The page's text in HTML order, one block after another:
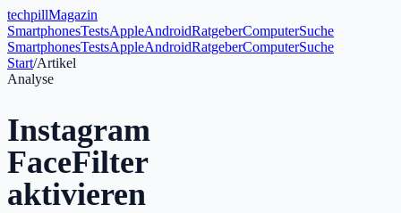
techpillMagazin
SmartphonesTestsAppleAndroidRatgeberComputerSuche
SmartphonesTestsAppleAndroidRatgeberComputerSuche
Start/Artikel
Analyse
Instagram
FaceFilter
aktivieren